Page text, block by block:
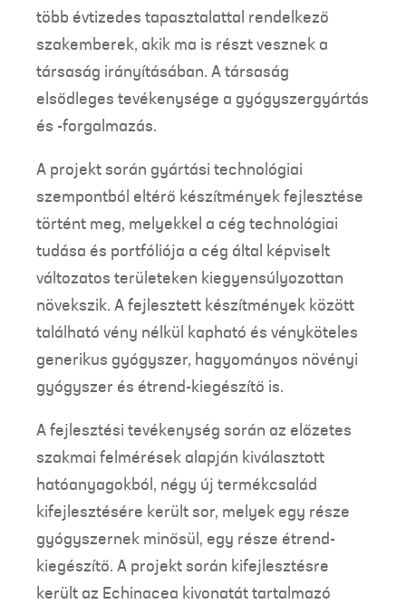
több évtizedes tapasztalattal rendelkező
szakemberek, akik ma is részt vesznek a
társaság irányításában. A társaság
elsődleges tevékenysége a gyógyszergyártás
és -forgalmazás.
A projekt során gyártási technológiai
szempontból eltérő készítmények fejlesztése
történt meg, melyekkel a cég technológiai
tudása és portfóliója a cég által képviselt
változatos területeken kiegyensúlyozottan
növekszik. A fejlesztett készítmények között
található vény nélkül kapható és vényköteles
generikus gyógyszer, hagyományos növényi
gyógyszer és étrend-kiegészítő is.
A fejlesztési tevékenység során az előzetes
szakmai felmérések alapján kiválasztott
hatóanyagokból, négy új termékcsalád
kifejlesztésére került sor, melyek egy része
gyógyszernek minősül, egy része étrend-
kiegészítő. A projekt során kifejlesztésre
került az Echinacea kivonatát tartalmazó